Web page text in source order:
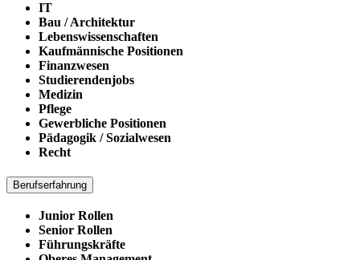
IT
Bau / Architektur
Lebenswissenschaften
Kaufmännische Positionen
Finanzwesen
Studierendenjobs
Medizin
Pflege
Gewerbliche Positionen
Pädagogik / Sozialwesen
Recht
Berufserfahrung
Junior Rollen
Senior Rollen
Führungskräfte